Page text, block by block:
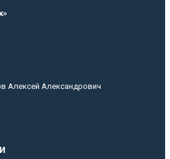
Алексей Александрович